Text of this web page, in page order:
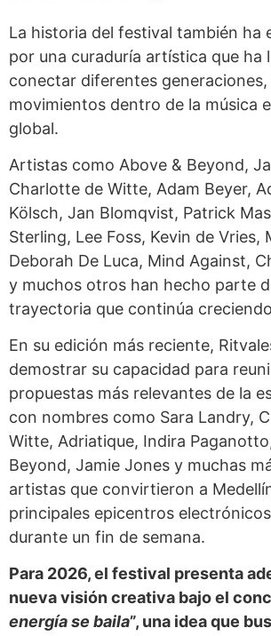
La historia del festival también ha
por una curaduría artística que ha
conectar diferentes
movimientos dentro de la música
global.
Artistas como Above & Beyond,
Charlotte de Witte, Adam Beyer,
Kölsch, Jan Blomqvist, Patrick
Sterling, Lee Foss, Kevin de Vries,
Deborah De Luca, Mind Against,
y muchos otros han hecho parte
trayectoria que continúa
En su edición más reciente,
demostrar su capacidad para
propuestas más relevantes de la
con nombres como Sara Landry,
Witte, Adriatique, Indira
Beyond, Jamie Jones y muchas
artistas que convirtieron a
principales epicentros
durante un fin de semana.
Para 2026, el festival presenta
nueva visión creativa bajo el
energía se baila”, una idea que